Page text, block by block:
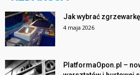
Jak wybrać
4 maja 2026
PlatformaOpon.pl –